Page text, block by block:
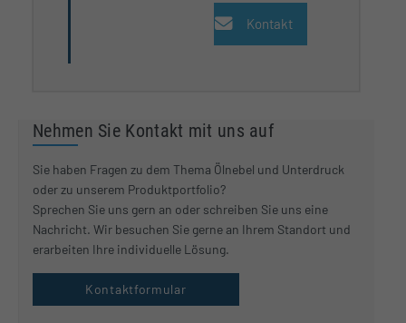
Kontakt
Nehmen Sie Kontakt mit uns auf
Sie haben Fragen zu dem Thema Ölnebel und Unterdruck
oder zu unserem Produktportfolio?
Sprechen Sie uns gern an oder schreiben Sie uns eine
Nachricht. Wir besuchen Sie gerne an Ihrem Standort und
erarbeiten Ihre individuelle Lösung.
Kontaktformular